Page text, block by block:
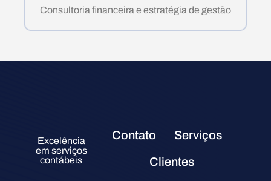
Consultoria financeira e estratégia de gestão
Excelência
em serviços
contábeis
Contato
Serviços
Clientes